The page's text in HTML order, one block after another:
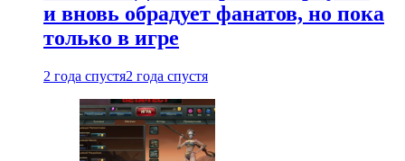
и вновь обрадует фанатов, но пока
только в игре
2 года спустя2 года спустя